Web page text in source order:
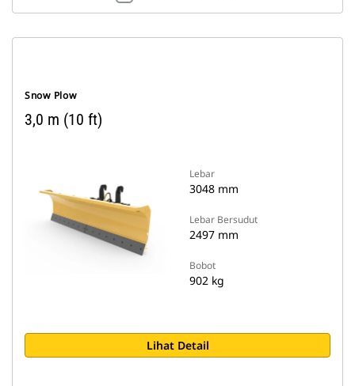
Snow Plow
3,0 m (10 ft)
Lebar
3048 mm
Lebar Bersudut
2497 mm
Bobot
902 kg
Lihat Detail